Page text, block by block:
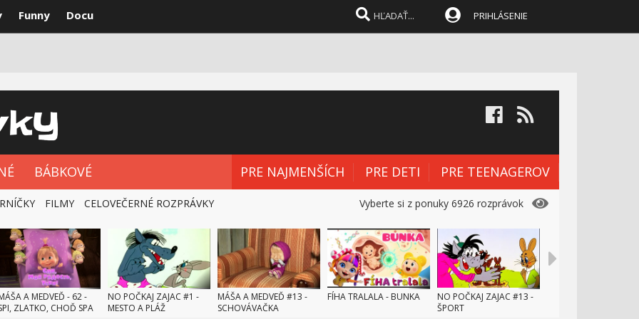
Funny Docu PRIHLÁSENIE
BÁBKOVÉ PRE NAJMENŠÍCH PRE DETI PRE TEENAGEROV
Vyberte si z ponuky 6926 rozprávok
FILMY CELOVEČERNÉ ROZPRÁVKY
A MEDVEĎ - 62 -
ZLATKO, CHOĎ SPA
NO POČKAJ ZAJAC #1 -
MESTO A PLÁŽ
MÁŠA A MEDVEĎ #13 -
SCHOVÁVAČKA
FÍHA TRALALA - BUNKA
NO POČKAJ ZAJAC #13 -
ŠPORT
Angry Birds Slingshot
budú lietať
Angry Birds - Slingshot
Angry Birds Toons - S3 E1 -
Kráľovská krádež
Zlé vlasy
Angry Birds - Slingshot
Stories - stavba